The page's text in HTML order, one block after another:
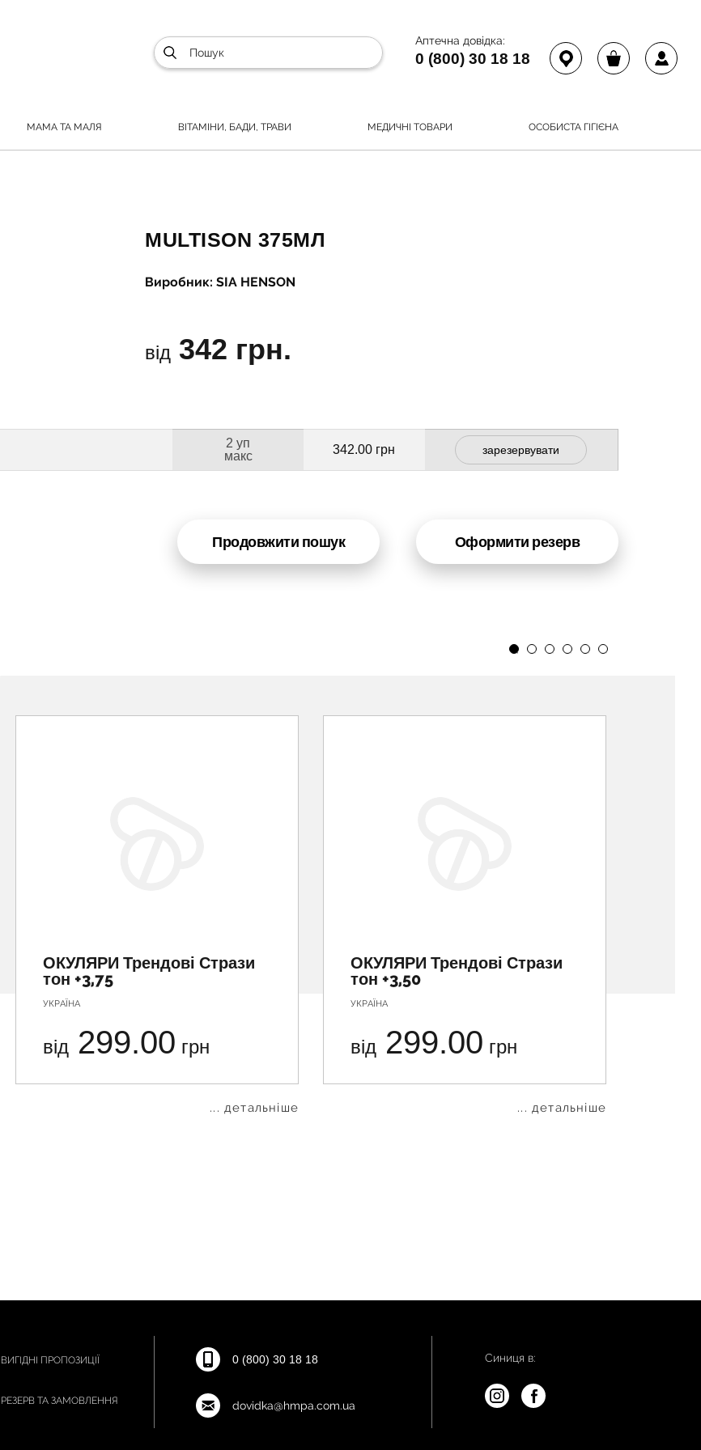
Аптечна довідка:
0 (800) 30 18 18
МАМА ТА МАЛЯ ВІТАМІНИ, БАДИ, ТРАВИ МЕДИЧНІ ТОВАРИ ОСОБИСТА ГІГІЄНА
MULTISON 375МЛ
Виробник: SIA HENSON
від 342 грн.
2 уп
макс
342.00 грн зарезервувати
Продовжити пошук Оформити резерв
ОКУЛЯРИ Трендові Стрази
тон +3,75
УКРАЇНА
від 299.00 грн
... детальніше
ОКУЛЯРИ Трендові Стрази
тон +3,50
УКРАЇНА
від 299.00 грн
... детальніше
ВИГІДНІ ПРОПОЗИЦІЇ
РЕЗЕРВ ТА ЗАМОВЛЕННЯ
0 (800) 30 18 18
dovidka@hmpa.com.ua
Синиця в: